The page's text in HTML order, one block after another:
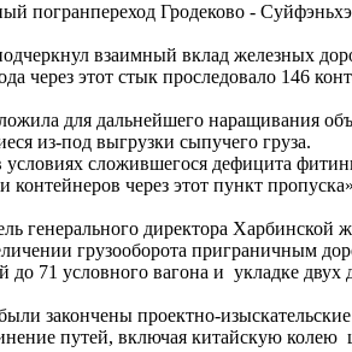
погранпереход Гродеково -
взаимный вклад железных
через этот стык проследовало 146
для дальнейшего наращивания
из-под выгрузки сыпучего груза.
условиях сложившегося дефицита
контейнеров через этот пункт
генерального директора
грузооборота приграничным
до 71 условного вагона и укладке
закончены проектно-
путей, включая китайскую колею